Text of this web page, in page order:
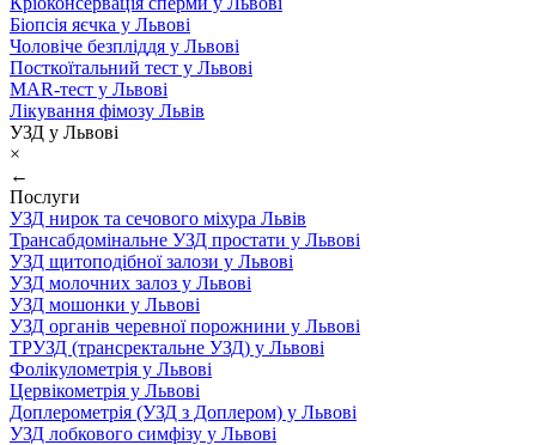
Біопсія яєчка у Львові
Чоловіче безпліддя у Львові
Посткоїтальний тест у Львові
MAR-тест у Львові
Лікування фімозу Львів
УЗД у Львові
×
←
Послуги
УЗД нирок та сечового міхура Львів
Трансабдомінальне УЗД простати у Львові
УЗД щитоподібної залози у Львові
УЗД молочних залоз у Львові
УЗД мошонки у Львові
УЗД органів черевної порожнини у Львові
ТРУЗД (трансректальне УЗД) у Львові
Фолікулометрія у Львові
Цервікометрія у Львові
Доплерометрія (УЗД з Доплером) у Львові
УЗД лобкового симфізу у Львові